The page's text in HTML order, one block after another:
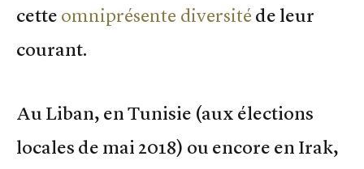
cette omniprésente diversité de leur
courant.
Au Liban, en Tunisie (aux élections
locales de mai 2018) ou encore en Irak,